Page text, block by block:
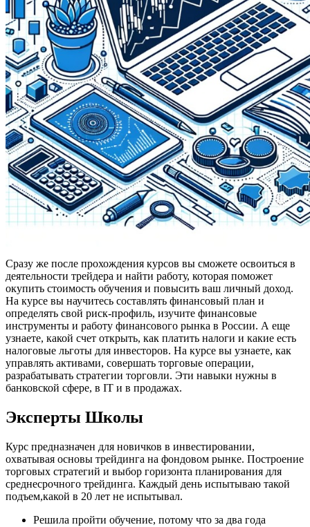
Сразу же после прохождения курсов вы сможете освоиться в
деятельности трейдера и найти работу, которая поможет
окупить стоимость обучения и повысить ваш личный доход.
На курсе вы научитесь составлять финансовый план и
определять свой риск-профиль, изучите финансовые
инструменты и работу финансового рынка в России. А еще
узнаете, какой счет открыть, как платить налоги и какие есть
налоговые льготы для инвесторов. На курсе вы узнаете, как
управлять активами, совершать торговые операции,
разрабатывать стратегии торговли. Эти навыки нужны в
банковской сфере, в IT и в продажах.
Эксперты Школы
Курс предназначен для новичков в инвестировании,
охватывая основы трейдинга на фондовом рынке. Построение
торговых стратегий и выбор горизонта планирования для
среднесрочного трейдинга. Каждый день испытываю такой
подъем,какой в 20 лет не испытывал.
Решила пройти обучение, потому что за два года